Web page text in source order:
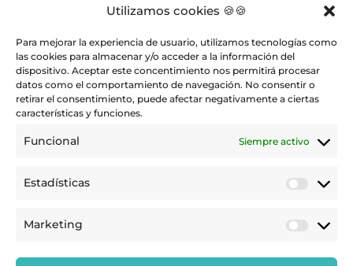
Utilizamos cookies 🍪🍪
Para mejorar la experiencia de usuario, utilizamos tecnologías como
las cookies para almacenar y/o acceder a la información del
dispositivo. Aceptar este concentimiento nos permitirá procesar
datos como el comportamiento de navegación. No consentir o
retirar el consentimiento, puede afectar negativamente a ciertas
características y funciones.
Funcional Siempre activo
Estadísticas
Marketing
POLÍTICA DE PRIVACIDAD
POLÍTICA DE COOKIES
AVISO LEGAL
info@crowplan.com
Santa Cruz de Tenerife